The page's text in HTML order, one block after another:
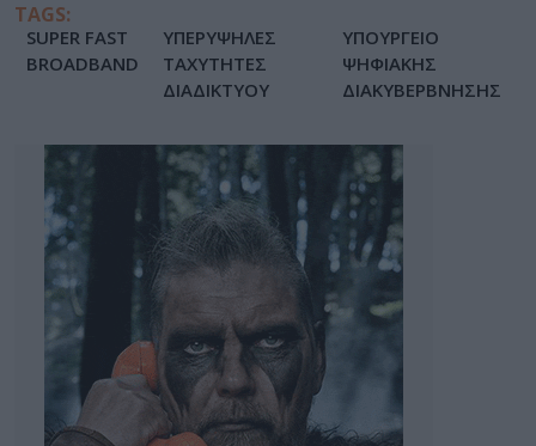
TAGS:
SUPER FAST
BROADBAND
ΥΠΕΡΥΨΗΛΕΣ
ΤΑΧΥΤΗΤΕΣ
ΔΙΑΔΙΚΤΥΟΥ
ΥΠΟΥΡΓΕΙΟ
ΨΗΦΙΑΚΗΣ
ΔΙΑΚΥΒΕΡΒΝΗΣΗΣ